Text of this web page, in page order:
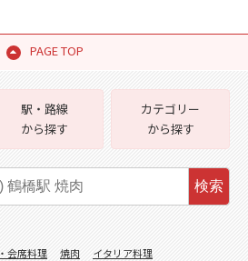
PAGE TOP
駅・路線
から探す
カテゴリー
から探す
検索
会席料理 焼肉
イタリア料理